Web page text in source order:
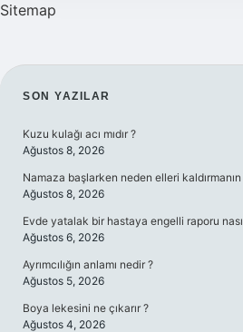
Sitemap
SIDEBAR
SON YAZILAR
Kuzu kulağı acı mıdır ?
Ağustos 8, 2026
Namaza başlarken neden elleri
Ağustos 8, 2026
Evde yatalak bir hastaya engelli raporu nasıl
Ağustos 6, 2026
Ayrımcılığın anlamı nedir ?
Ağustos 5, 2026
Boya lekesini ne çıkarır ?
Ağustos 4, 2026